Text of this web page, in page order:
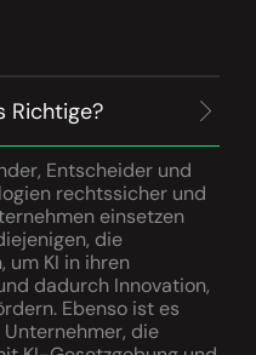
Richtige?
Entscheider und
rechtssicher und
einsetzen
die
um KI in ihren
dadurch Innovation,
Ebenso ist es
die